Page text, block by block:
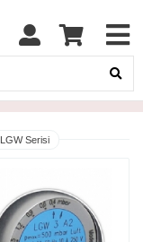
LGW Serisi